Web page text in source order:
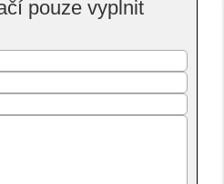
pouze vyplnit